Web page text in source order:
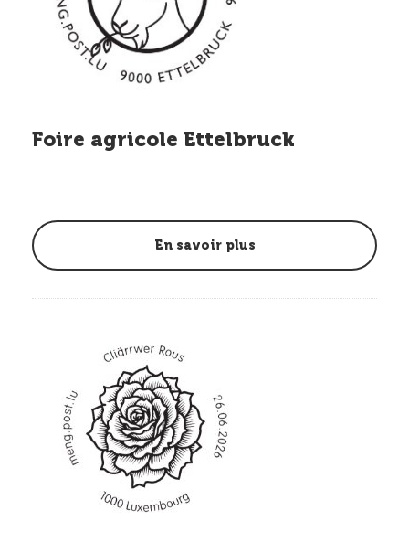
Foire agricole Ettelbruck
En savoir plus